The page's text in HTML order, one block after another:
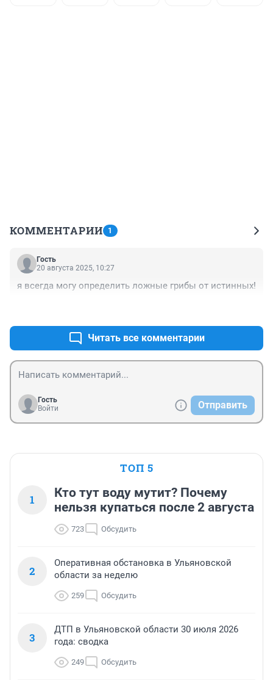
КОММЕНТАРИИ 1
Гость
20 августа 2025, 10:27
я всегда могу определить ложные грибы от истинных!
Читать все комментарии
Гость
Войти
Отправить
ТОП 5
1
Кто тут воду мутит? Почему
нельзя купаться после 2 августа
723 Обсудить
2
Оперативная обстановка в Ульяновской
области за неделю
259 Обсудить
3
ДТП в Ульяновской области 30 июля 2026
года: сводка
249 Обсудить